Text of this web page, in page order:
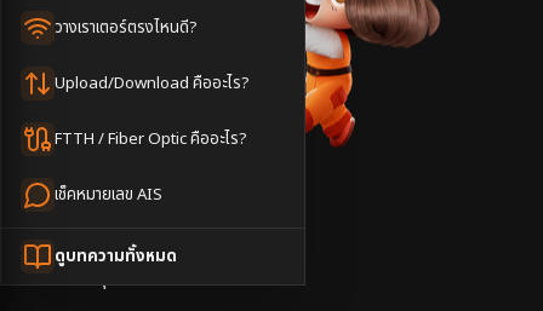
วางเราเตอร์ตรงไหนดี?
Upload/Download คืออะไร?
FTTH / Fiber Optic คืออะไร?
เช็คหมายเลข AIS
ดูบทความทั้งหมด
หน้าหลัก
3BB ใกล้ฉัน
อุบลราชธานี